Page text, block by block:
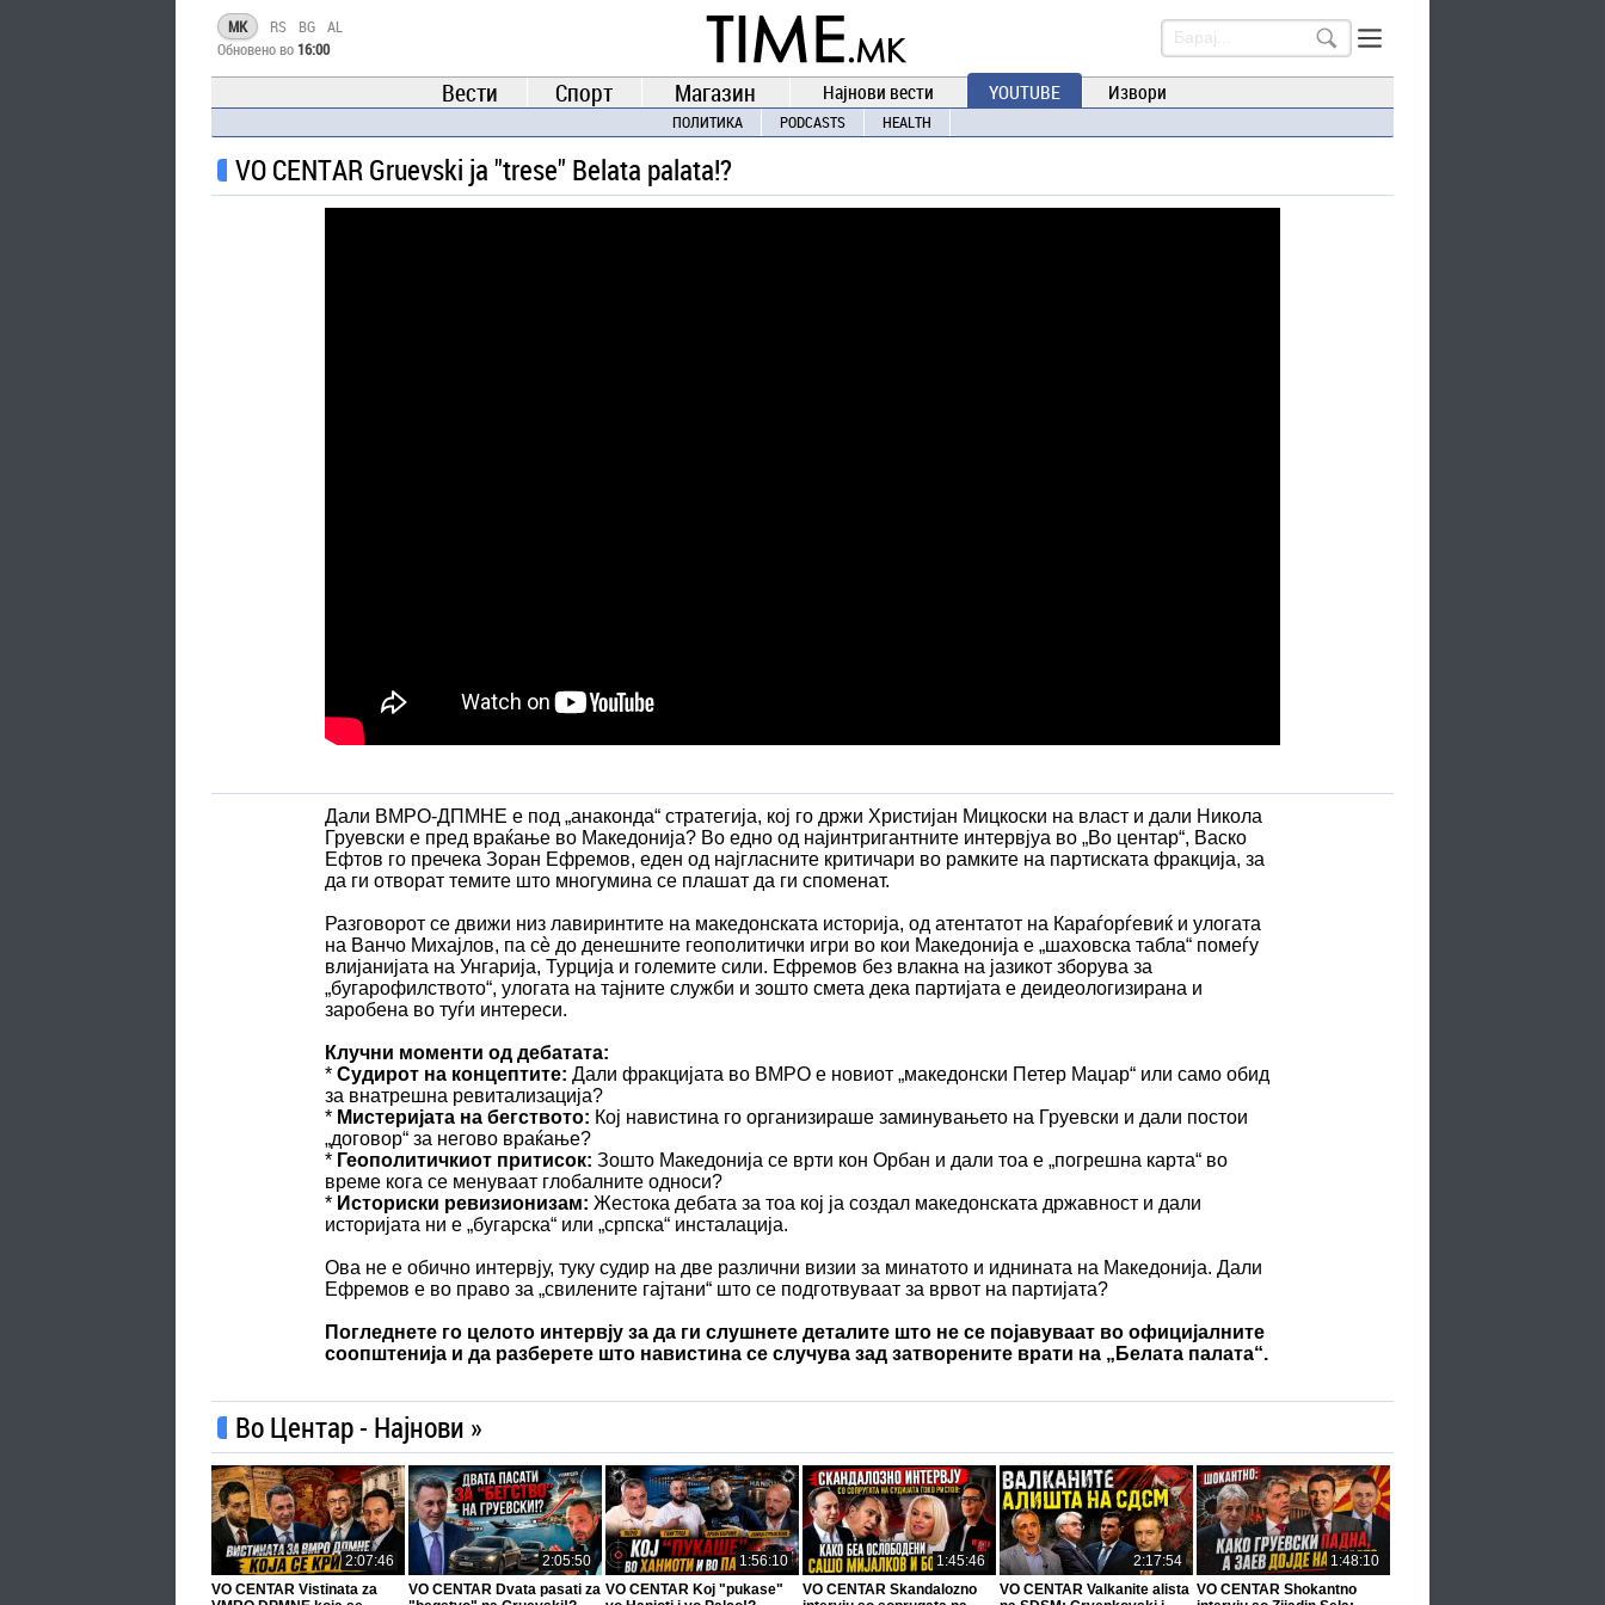
TIME.mk
ВЕСТИ
NEWS
MK RS BG AL
Обновено во 16:00
Вести Спорт Магазин Најнови вести YOUTUBE Извори
ПОЛИТИКА PODCASTS HEALTH
VO CENTAR Gruevski ja "trese" Belata palata!?
Дали ВМРО-ДПМНЕ е под „анаконда“ стратегија, кој го држи Христијан Мицкоски на власт и дали Никола
Груевски е пред враќање во Македонија? Во едно од најинтригантните интервјуа во „Во центар“, Васко
Ефтов го пречека Зоран Ефремов, еден од најгласните критичари во рамките на партиската фракција, за
да ги отворат темите што многумина се плашат да ги споменат.
Разговорот се движи низ лавиринтите на македонската историја, од атентатот на Караѓорѓевиќ и улогата
на Ванчо Михајлов, па сè до денешните геополитички игри во кои Македонија е „шаховска табла“ помеѓу
влијанијата на Унгарија, Турција и големите сили. Ефремов без влакна на јазикот зборува за
„бугарофилството“, улогата на тајните служби и зошто смета дека партијата е деидеологизирана и
заробена во туѓи интереси.
Клучни моменти од дебатата:
* Судирот на концептите: Дали фракцијата во ВМРО е новиот „македонски Петер Маџар“ или само обид
за внатрешна ревитализација?
* Мистеријата на бегството: Кој навистина го организираше заминувањето на Груевски и дали постои
„договор“ за негово враќање?
* Геополитичкиот притисок: Зошто Македонија се врти кон Орбан и дали тоа е „погрешна карта“ во
време кога се менуваат глобалните односи?
* Историски ревизионизам: Жестока дебата за тоа кој ја создал македонската државност и дали
историјата ни е „бугарска“ или „српска“ инсталација.
Ова не е обично интервју, туку судир на две различни визии за минатото и иднината на Македонија. Дали
Ефремов е во право за „свилените гајтани“ што се подготвуваат за врвот на партијата?
Погледнете го целото интервју за да ги слушнете деталите што не се појавуваат во официјалните
соопштенија и да разберете што навистина се случува зад затворените врати на „Белата палата“.
Во Центар - Најнови »
2:07:46
VO CENTAR Vistinata za
2:05:50
VO CENTAR Dvata pasati za
1:56:10
VO CENTAR Koj "pukase"
1:45:46
VO CENTAR Skandalozno
2:17:54
VO CENTAR Valkanite alista
1:48:10
VO CENTAR Shokantno